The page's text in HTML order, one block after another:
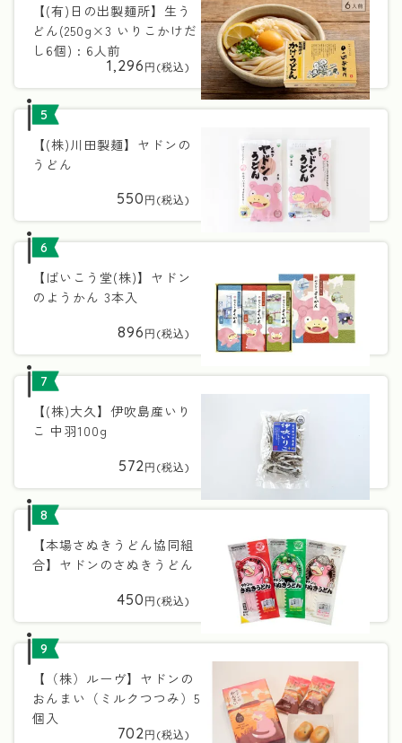
【(有)日の出製麺所】生う
どん(250g×3 いりこかけだ
し6個) : 6人前
1,296
5
【(株)川田製麺】ヤドンの
うどん
550
6
【ばいこう堂(株)】ヤドン
のようかん 3本入
896
7
【(株)大久】伊吹島産いり
こ 中羽100g
572
8
【本場さぬきうどん協同組
合】ヤドンのさぬきうどん
450
9
【（株）ルーヴ】ヤドンの
おんまい（ミルクつつみ）5
個入
702